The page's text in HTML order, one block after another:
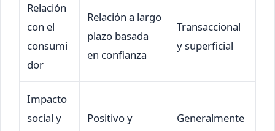
Relación
con el
consumi
dor
Relación a largo
plazo basada
en confianza
Transaccional
y superficial
Impacto
social y
Positivo y
Generalmente